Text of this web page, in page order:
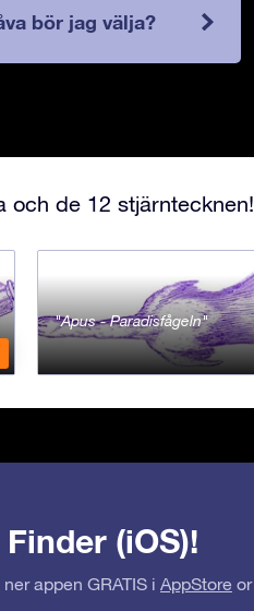
bör jag välja?
och de 12 stjärntecknen!
Apus - Paradisfågeln
(iOS)!
appen GRATIS i AppStore or